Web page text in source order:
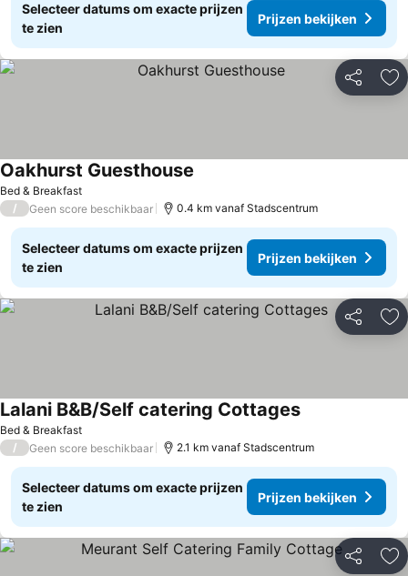
Selecteer datums om exacte prijzen
te zien
Prijzen bekijken
Delen
Bed & Breakfast
Oakhurst Guesthouse
/ Geen score beschikbaar 0.4 km vanaf Stadscentrum
Selecteer datums om exacte prijzen
te zien
Prijzen bekijken
Delen
Bed & Breakfast
Lalani B&B/Self catering CottagesPrijzen bekijken
/ Geen score beschikbaar 2.1 km vanaf Stadscentrum
Selecteer datums om exacte prijzen
te zien
Prijzen bekijken
Delen